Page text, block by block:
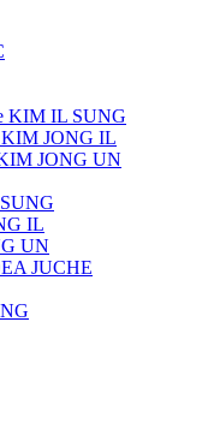
KIM IL SUNG
KIM JONG IL
JONG UN
IL
UN
JUCHE